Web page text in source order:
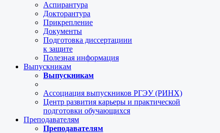
Аспирантура
Докторантура
Прикрепление
Документы
Подготовка диссертациии
к защите
Полезная информация
Выпускникам
Выпускникам
Ассоциация выпускников РГЭУ (РИНХ)
Центр развития карьеры и практической
подготовки обучающихся
Преподавателям
Преподавателям